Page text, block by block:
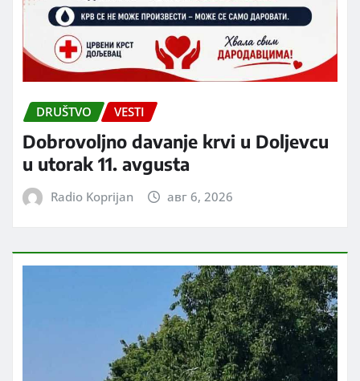
DRUŠTVO VESTI
Dobrovoljno davanje krvi u Doljevcu
u utorak 11. avgusta
Radio Koprijan авг 6, 2026